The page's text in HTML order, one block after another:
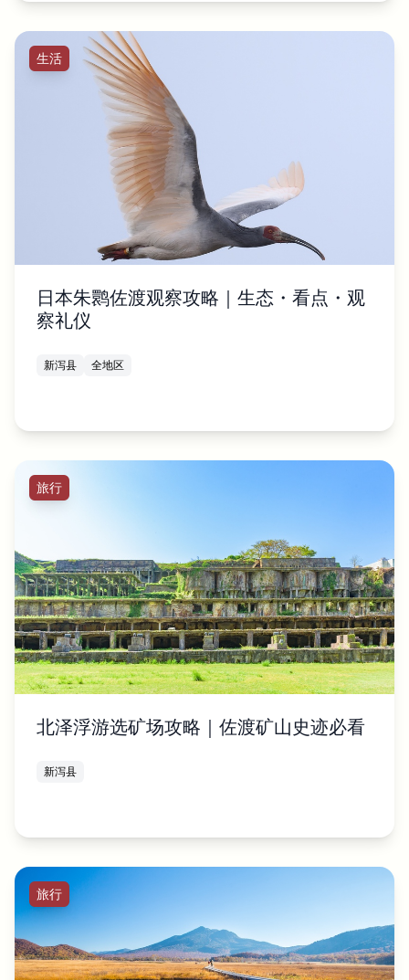
生活
日本朱鹮佐渡观察攻略｜生态・看点・观
察礼仪
新泻县 全地区
旅行
北泽浮游选矿场攻略｜佐渡矿山史迹必看
新泻县
旅行